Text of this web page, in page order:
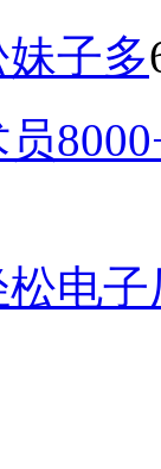
子多
电子